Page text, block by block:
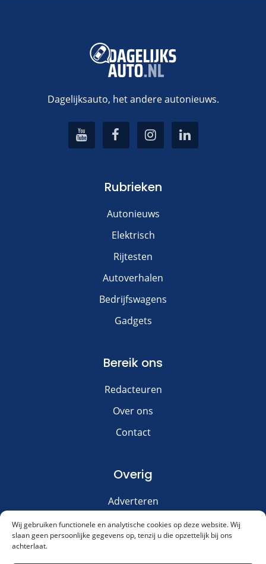
Wij gebruiken functionele en analytische cookies op deze website. Wij
slaan geen persoonlijke gegevens op, tenzij u die opzettelijk bij ons
achterlaat.
Dagelijksauto, het andere autonieuws.
Rubrieken
Autonieuws
Elektrisch
Rijtesten
Autoverhalen
Bedrijfswagens
Gadgets
Bereik ons
Redacteuren
Over ons
Contact
Overig
Adverteren
Disclaimer
Privacy & Cookies
Meld je aan voor onze nieuwsbrief!